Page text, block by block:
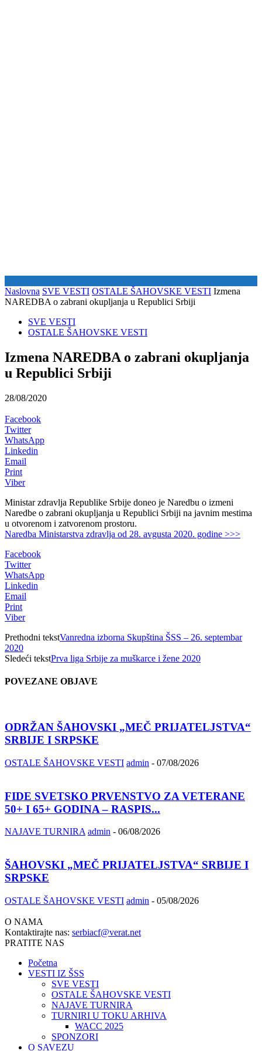
Naslovna SVE VESTI OSTALE ŠAHOVSKE VESTI Izmena
NAREDBA o zabrani okupljanja u Republici Srbiji
SVE VESTI
OSTALE ŠAHOVSKE VESTI
Izmena NAREDBA o zabrani okupljanja
u Republici Srbiji
28/08/2020
Facebook
Twitter
WhatsApp
Linkedin
Email
Print
Viber
Ministar zdravlja Republike Srbije doneo je Naredbu o izmeni
Naredbe o zabrani okupljanja u Republici Srbiji na javnim mestima
u otvorenom i zatvorenom prostoru.
Naredba Ministarstva zdravlja od 28. avgusta 2020. godine >>>
Facebook
Twitter
WhatsApp
Linkedin
Email
Print
Viber
Prethodni tekstVanredna izborna Skupština ŠSS – 26. septembar
2020
Sledeći tekstPrva liga Srbije za muškarce i žene 2020
POVEZANE OBJAVE
ODRŽAN ŠAHOVSKI „MEČ PRIJATELJSTVA“
SRBIJE I SRPSKE
OSTALE ŠAHOVSKE VESTI admin - 07/08/2026
FIDE SVETSKO PRVENSTVO ZA VETERANE
50+ I 65+ GODINA – RASPIS...
NAJAVE TURNIRA admin - 06/08/2026
ŠAHOVSKI „MEČ PRIJATELJSTVA“ SRBIJE I
SRPSKE
OSTALE ŠAHOVSKE VESTI admin - 05/08/2026
O NAMA
Kontaktirajte nas: serbiacf@verat.net
PRATITE NAS
Početna
VESTI IZ ŠSS
SVE VESTI
OSTALE ŠAHOVSKE VESTI
NAJAVE TURNIRA
TURNIRI U TOKU ARHIVA
WACC 2025
SPONZORI
O SAVEZU